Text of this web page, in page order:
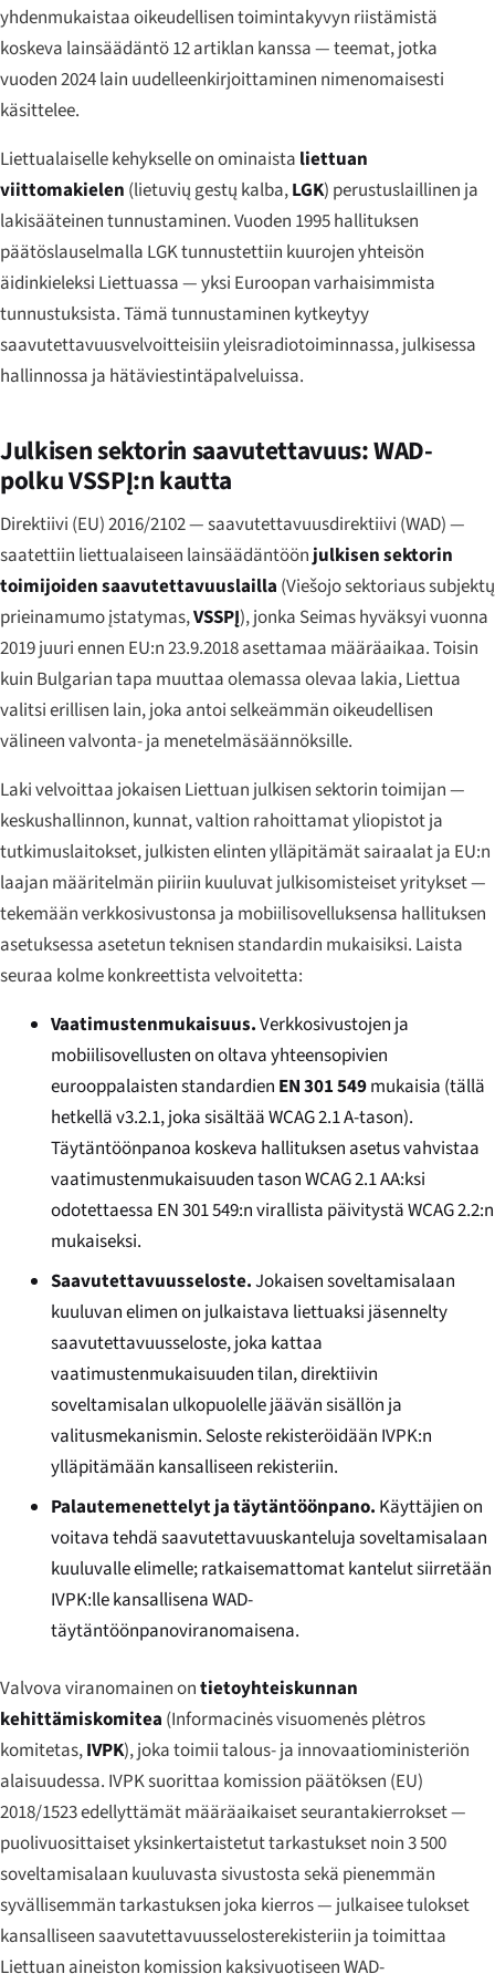
yhdenmukaistaa oikeudellisen toimintakyvyn riistämistä
koskeva lainsäädäntö 12 artiklan kanssa — teemat, jotka
vuoden 2024 lain uudelleenkirjoittaminen nimenomaisesti
käsittelee.
Liettualaiselle kehykselle on ominaista liettuan
viittomakielen (lietuvių gestų kalba,LGK) perustuslaillinen ja
lakisääteinen tunnustaminen. Vuoden 1995 hallituksen
päätöslauselmalla LGK tunnustettiin kuurojen yhteisön
äidinkieleksi Liettuassa — yksi Euroopan varhaisimmista
tunnustuksista. Tämä tunnustaminen kytkeytyy
saavutettavuusvelvoitteisiin yleisradiotoiminnassa, julkisessa
hallinnossa ja hätäviestintäpalveluissa.
Julkisen sektorin saavutettavuus: WAD-
polku VSSPĮ:n kautta
Direktiivi (EU) 2016/2102 — saavutettavuusdirektiivi (WAD) —
saatettiin liettualaiseen lainsäädäntöön julkisen sektorin
toimijoiden saavutettavuuslailla (Viešojo sektoriaus subjektų
prieinamumo įstatymas,VSSPĮ), jonka Seimas hyväksyi vuonna
2019 juuri ennen EU:n 23.9.2018 asettamaa määräaikaa. Toisin
kuin Bulgarian tapa muuttaa olemassa olevaa lakia, Liettua
valitsi erillisen lain, joka antoi selkeämmän oikeudellisen
välineen valvonta- ja menetelmäsäännöksille.
Laki velvoittaa jokaisen Liettuan julkisen sektorin toimijan —
keskushallinnon, kunnat, valtion rahoittamat yliopistot ja
tutkimuslaitokset, julkisten elinten ylläpitämät sairaalat ja EU:n
laajan määritelmän piiriin kuuluvat julkisomisteiset yritykset —
tekemään verkkosivustonsa ja mobiilisovelluksensa hallituksen
asetuksessa asetetun teknisen standardin mukaisiksi. Laista
seuraa kolme konkreettista velvoitetta:
Vaatimustenmukaisuus.Verkkosivustojen ja
mobiilisovellusten on oltava yhteensopivien
eurooppalaisten standardien EN 301 549mukaisia (tällä
hetkellä v3.2.1, joka sisältää WCAG 2.1 A-tason).
Täytäntöönpanoa koskeva hallituksen asetus vahvistaa
vaatimustenmukaisuuden tason WCAG 2.1 AA:ksi
odotettaessa EN 301 549:n virallista päivitystä WCAG 2.2:n
mukaiseksi.
Saavutettavuusseloste.Jokaisen soveltamisalaan
kuuluvan elimen on julkaistava liettuaksi jäsennelty
saavutettavuusseloste, joka kattaa
vaatimustenmukaisuuden tilan, direktiivin
soveltamisalan ulkopuolelle jäävän sisällön ja
valitusmekanismin. Seloste rekisteröidään IVPK:n
ylläpitämään kansalliseen rekisteriin.
Palautemenettelyt ja täytäntöönpano. Käyttäjien on
voitava tehdä saavutettavuuskanteluja soveltamisalaan
kuuluvalle elimelle; ratkaisemattomat kantelut siirretään
IVPK:lle kansallisena WAD-
täytäntöönpanoviranomaisena.
Valvova viranomainen ontietoyhteiskunnan
kehittämiskomitea (Informacinės visuomenės plėtros
komitetas,IVPK), joka toimii talous- ja innovaatioministeriön
alaisuudessa. IVPK suorittaa komission päätöksen (EU)
2018/1523 edellyttämät määräaikaiset seurantakierrokset —
puolivuosittaiset yksinkertaistetut tarkastukset noin 3 500
soveltamisalaan kuuluvasta sivustosta sekä pienemmän
syvällisemmän tarkastuksen joka kierros — julkaisee tulokset
kansalliseen saavutettavuusselosterekisteriin ja toimittaa
Liettuan aineiston komission kaksivuotiseen WAD-